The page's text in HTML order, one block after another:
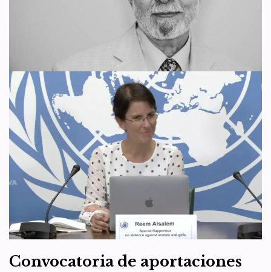
La «maternidad subrogada» es explotación reproductiva y tráfico
de bebés. El feminismo también tiene una trayectoria teórica y de
Leer más »
¿Qué es la autoginefilia?
Entrevista al Dr. Ray Blanchard
– Traducción
por WDI España 28 de mayo de 2024 Recursos
Por su interés, rescatamos una entrevista realizada al Dr. Ray
Blanchard por la periodista Louise Perry, publicada el 6 de
noviembre de 2019 en la… Leer más »
Convocatoria de aportaciones